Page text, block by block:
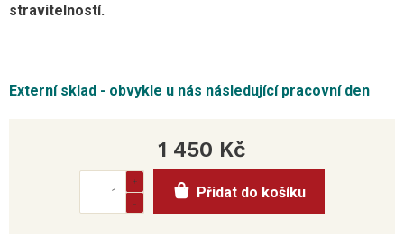
Externí sklad - obvykle u nás následující pracovní den
stravitelností.
1 450 Kč
cena:
Přidat do košíku